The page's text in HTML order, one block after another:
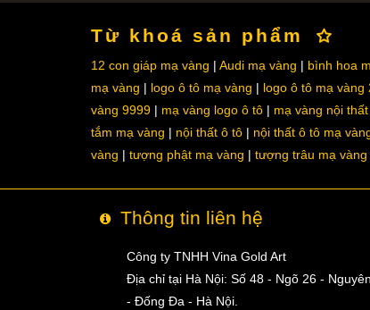
Từ khoá sản phẩm
12 con giáp mạ vàng Audi mạ vàng bình hoa
mạ vàng
logo ô tô mạ vàng logo ô tô mạ vàng
vàng 9999
mạ vàng logo ô tô mạ vàng nội
tắm mạ vàng
nội thất ô tô nội thất ô tô mạ
vàng
tượng phật mạ vàng tượng trâu mạ vàng
Thông tin liên hệ
Công ty TNHH Vina Gold Art
Địa chỉ tại Hà Nội: Số 48 - Ngõ 26 -
- Đống Đa - Hà Nội.